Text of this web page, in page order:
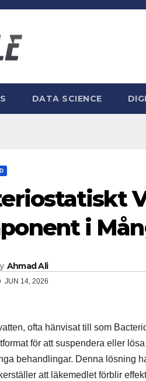
DATA SCIENCE
i
Ahmad Ali
JUN 14, 2026
ofta hänvisat till som
för att suspendera eller
behandlingar. Denna lösning
att läkemedlet förblir